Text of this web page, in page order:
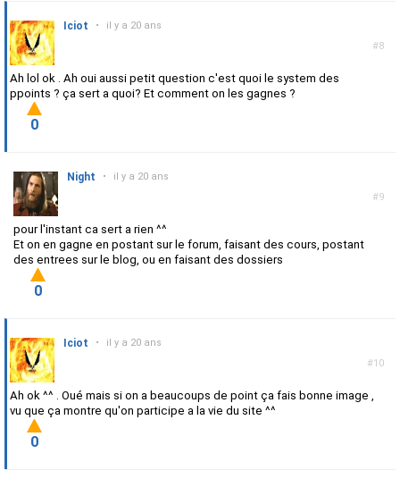
#8
Iciot • il y a 20 ans
Ah lol ok . Ah oui aussi petit question c'est quoi le system des
ppoints ? ça sert a quoi? Et comment on les gagnes ?
0
#9
Night • il y a 20 ans
pour l'instant ca sert a rien ^^
Et on en gagne en postant sur le forum, faisant des cours, postant
des entrees sur le blog, ou en faisant des dossiers
0
#10
Iciot • il y a 20 ans
Ah ok ^^ . Oué mais si on a beaucoups de point ça fais bonne image ,
vu que ça montre qu'on participe a la vie du site ^^
0